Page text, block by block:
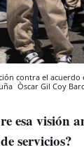
contra el acuerdo
Òscar Gil Coy
esa visión
servicios?